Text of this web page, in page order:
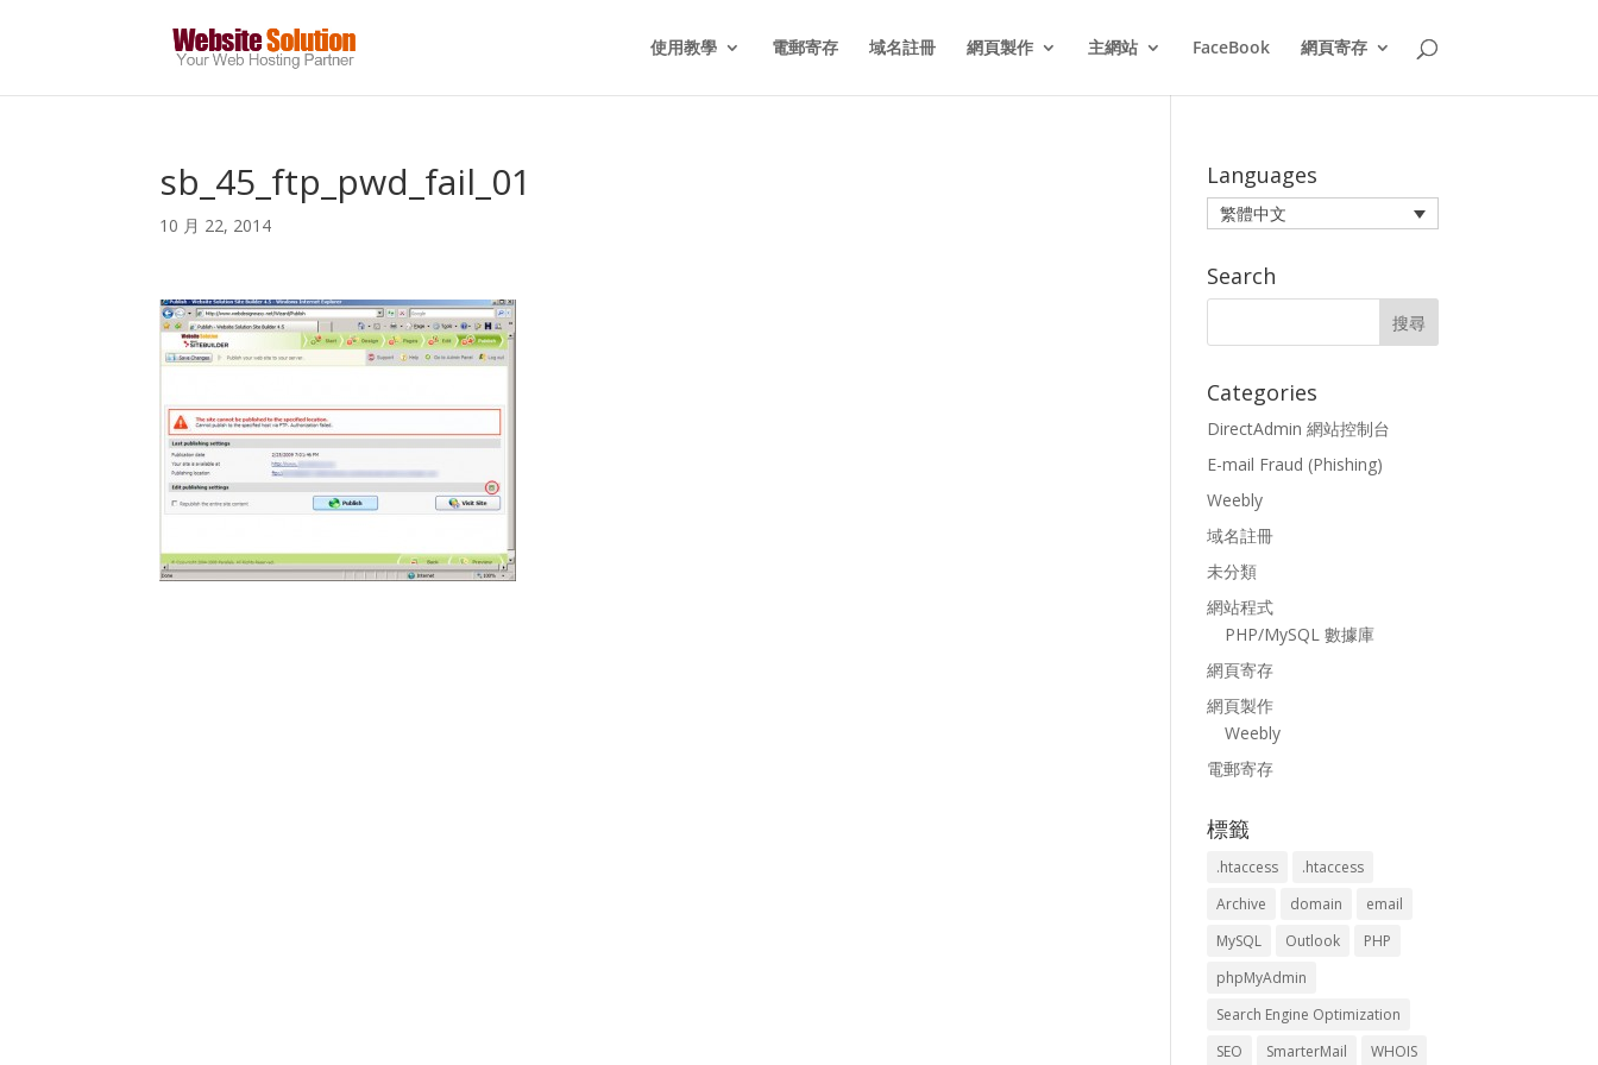
使用教學 電郵寄存 域名註冊 網頁製作 主網站 FaceBook 網頁寄存
sb_45_ftp_pwd_fail_01
10 月 22, 2014
Languages
繁體中文
Search
Categories
DirectAdmin 網站控制台
E-mail Fraud (Phishing)
Weebly
域名註冊
未分類
網站程式
PHP/MySQL 數據庫
網頁寄存
網頁製作
Weebly
電郵寄存
標籤
.htaccess
.htaccess
Archive
domain
email
MySQL
Outlook
PHP
phpMyAdmin
Search Engine Optimization
SEO
SmarterMail WHOIS